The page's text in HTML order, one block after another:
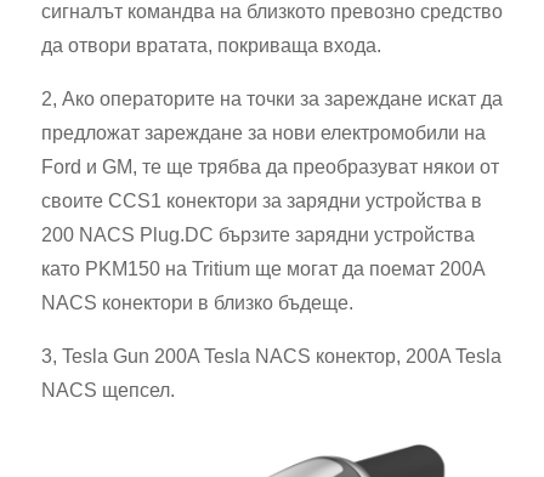
сигналът командва на близкото превозно средство
да отвори вратата, покриваща входа.
2, Ако операторите на точки за зареждане искат да
предложат зареждане за нови електромобили на
Ford и GM, те ще трябва да преобразуват някои от
своите CCS1 конектори за зарядни устройства в
200 NACS Plug.DC бързите зарядни устройства
като PKM150 на Tritium ще могат да поемат 200A
NACS конектори в близко бъдеще.
3, Tesla Gun 200A Tesla NACS конектор, 200A Tesla
NACS щепсел.